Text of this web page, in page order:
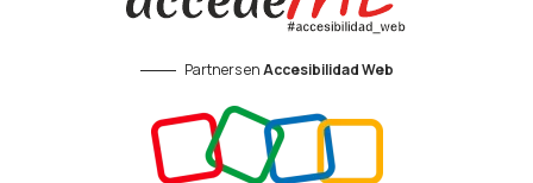
Partners enAccesibilidad Web